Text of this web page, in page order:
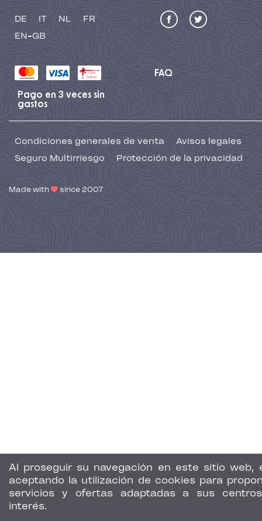
Al proseguir su navegación en este sitio web,
aceptando la utilización de cookies para
servicios y ofertas adaptadas a sus
interés.
DE IT NL
FR
EN-GB
FAQ
Pago en 3 veces sin
gastos
Condiciones generales de venta
Avisos legales
Seguro Multirriesgo
Protección de la privacidad
Made with since 2007